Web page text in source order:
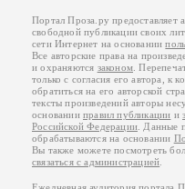
Портал Проза.ру предоставляет
свободной публикации своих
сети Интернет на основании
Все авторские права на
и охраняются законом .
только с согласия его автора, к
обратиться на его авторской
тексты произведений авторы
основанииправил публикации и
Российской Федерации . Данные
обрабатываются на основании
Вы также можете посмотреть
связаться с администрацией